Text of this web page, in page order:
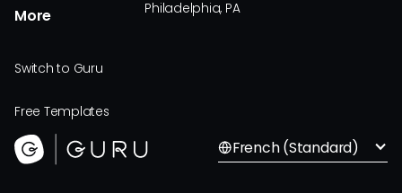
More
Switch to Guru
Free Templates
Philadelphia, PA
French (Standard)